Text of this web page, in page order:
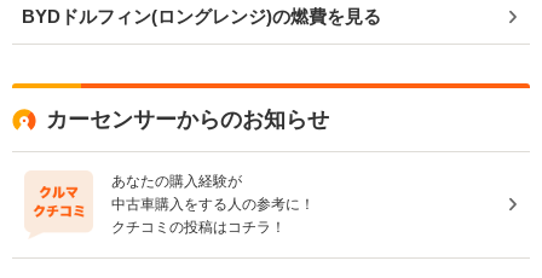
BYDドルフィン(ロングレンジ)の燃費を見る
カーセンサーからのお知らせ
あなたの購入経験が
中古車購入をする人の参考に！
クチコミの投稿はコチラ！